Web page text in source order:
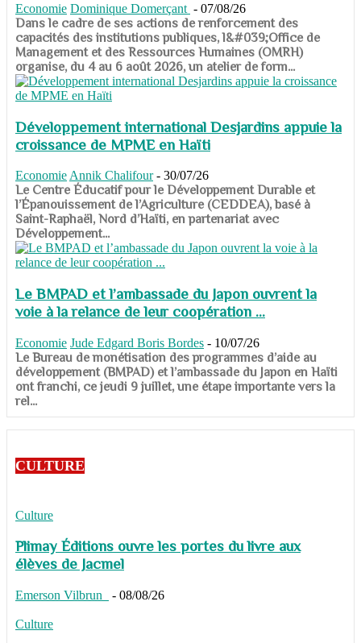
Economie Dominique Domerçant - 07/08/26
Dans le cadre de ses actions de renforcement des
capacités des institutions publiques, l&#039;Office de
Management et des Ressources Humaines (OMRH)
organise, du 4 au 6 août 2026, un atelier de form...
Développement international Desjardins appuie la
croissance de MPME en Haïti
Economie Annik Chalifour - 30/07/26
​​​​​​​Le Centre Éducatif pour le Développement Durable et
l’Épanouissement de l’Agriculture (CEDDEA), basé à
Saint-Raphaël, Nord d’Haïti, en partenariat avec
Développement...
Le BMPAD et l’ambassade du Japon ouvrent la
voie à la relance de leur coopération ...
Economie Jude Edgard Boris Bordes - 10/07/26
​​​​​​​Le Bureau de monétisation des programmes d’aide au
développement (BMPAD) et l’ambassade du Japon en Haïti
ont franchi, ce jeudi 9 juillet, une étape importante vers la
rel...
CULTURE
Culture
Plimay Éditions ouvre les portes du livre aux
élèves de Jacmel
Emerson Vilbrun - 08/08/26
Culture